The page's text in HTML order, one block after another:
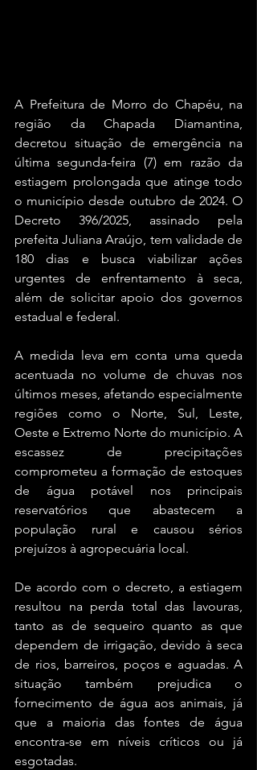
A Prefeitura de Morro do Chapéu, na
região da Chapada Diamantina,
decretou situação de emergência na
última segunda-feira (7) em razão da
estiagem prolongada que atinge todo
o município desde outubro de 2024. O
Decreto 396/2025, assinado pela
prefeita Juliana Araújo, tem validade de
180 dias e busca viabilizar ações
urgentes de enfrentamento à seca,
além de solicitar apoio dos governos
estadual e federal.
A medida leva em conta uma queda
acentuada no volume de chuvas nos
últimos meses, afetando especialmente
regiões como o Norte, Sul, Leste,
Oeste e Extremo Norte do município. A
escassez de precipitações
comprometeu a formação de estoques
de água potável nos principais
reservatórios que abastecem a
população rural e causou sérios
prejuízos à agropecuária local.
De acordo com o decreto, a estiagem
resultou na perda total das lavouras,
tanto as de sequeiro quanto as que
dependem de irrigação, devido à seca
de rios, barreiros, poços e aguadas. A
situação também prejudica o
fornecimento de água aos animais, já
que a maioria das fontes de água
encontra-se em níveis críticos ou já
esgotadas.